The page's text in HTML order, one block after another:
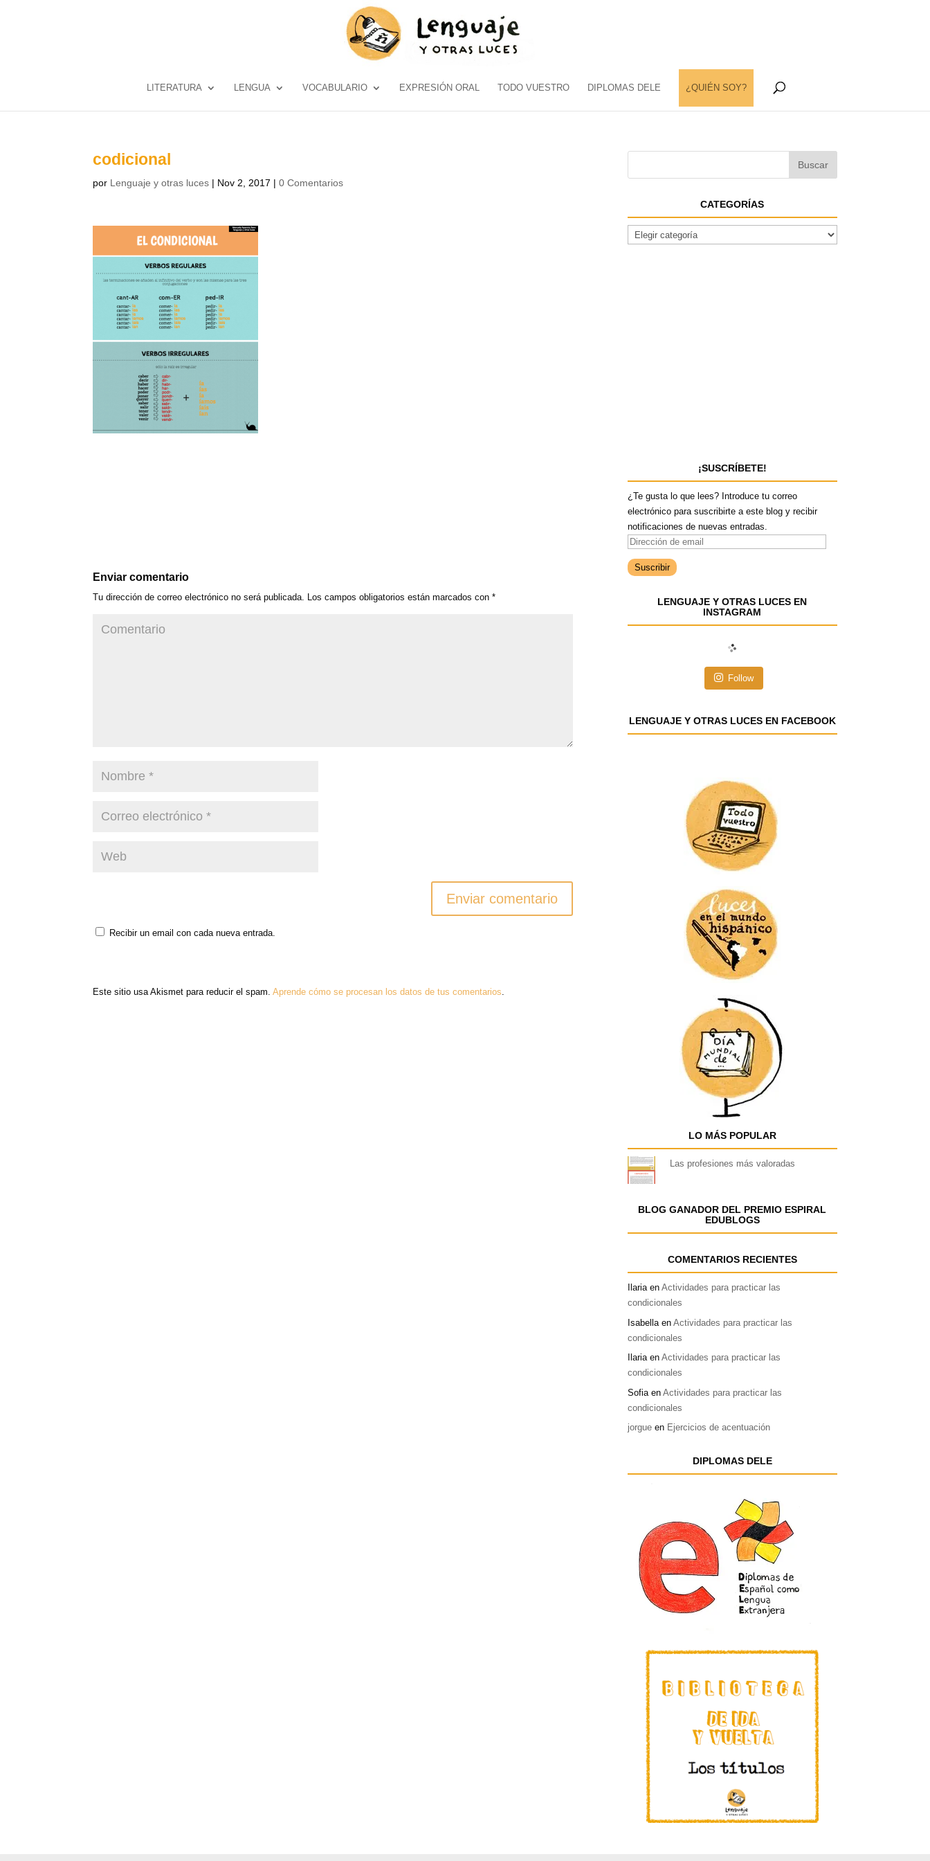
LITERATURA LENGUA VOCABULARIO EXPRESIÓN ORAL TODO VUESTRO DIPLOMAS DELE ¿QUIÉN SOY?
codicional
por Lenguaje y otras luces | Nov 2, 2017 |0 Comentarios
Enviar comentario
Tu dirección de correo electrónico no será publicada. Los campos obligatorios están marcados con*
Recibir un email con cada nueva entrada.
Este sitio usa Akismet para reducir el spam.Aprende cómo se procesan los datos de tus comentarios.
CATEGORÍAS
¡SUSCRÍBETE!
¿Te gusta lo que lees? Introduce tu correo
electrónico para suscribirte a este blog y recibir
notificaciones de nuevas entradas.
D
r
m
LENGUAJE Y OTRAS LUCES EN
INSTAGRAM
Follow
LENGUAJE Y OTRAS LUCES EN FACEBOOK
LO MÁS POPULAR
Las profesiones más valoradas
BLOG GANADOR DEL PREMIO ESPIRAL
EDUBLOGS
COMENTARIOS RECIENTES
IlariaenActividades para practicar las
condicionales
Isabella enActividades para practicar las
condicionales
IlariaenActividades para practicar las
condicionales
Sofia enActividades para practicar las
condicionales
jorgue en Ejercicios de acentuación
DIPLOMAS DELE